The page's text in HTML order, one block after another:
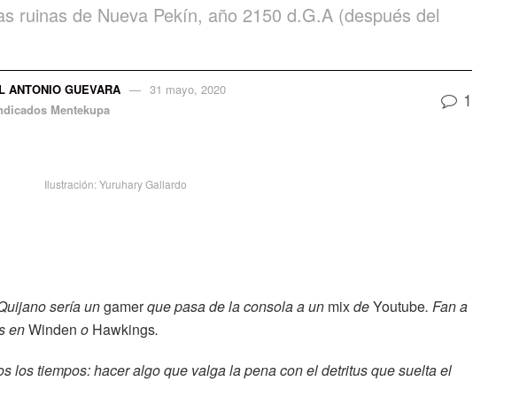
ruinas de Nueva Pekín, año 2150 d.G.A (después del
ANTONIO GUEVARA 31 mayo, 2020
Mentekupa 1
Ilustración: Yuruhary Gallardo
sería ungamerque pasa de la consola a un mixdeYoutube. Fan a
enWinden o Hawkings.
los tiempos: hacer algo que valga la pena con el detritus que suelta el